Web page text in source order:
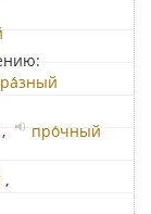
,
про́чный
,